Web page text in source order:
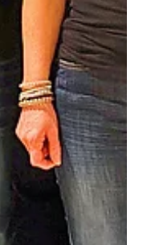
Hierbei werden
Sicherheit,
Symbolbild von
im